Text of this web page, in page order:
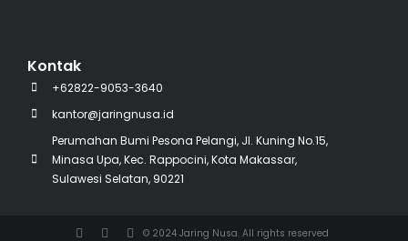
Kontak
+62822-9053-3640
kantor@jaringnusa.id
Perumahan Bumi Pesona Pelangi, Jl. Kuning No.15,
Minasa Upa, Kec. Rappocini, Kota Makassar,
Sulawesi Selatan, 90221
© 2024 Jaring Nusa. All rights reserved